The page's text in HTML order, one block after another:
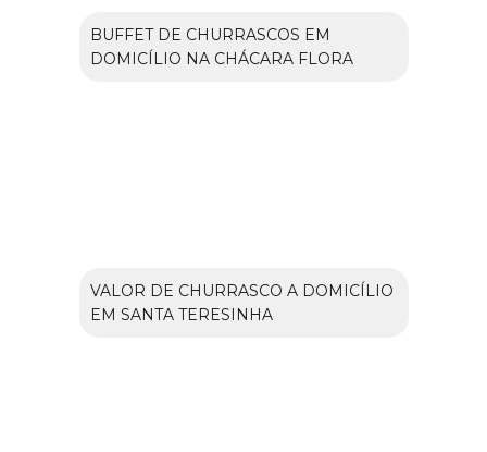
BUFFET DE CHURRASCOS EM
DOMICÍLIO NA CHÁCARA FLORA
VALOR DE CHURRASCO A DOMICÍLIO
EM SANTA TERESINHA